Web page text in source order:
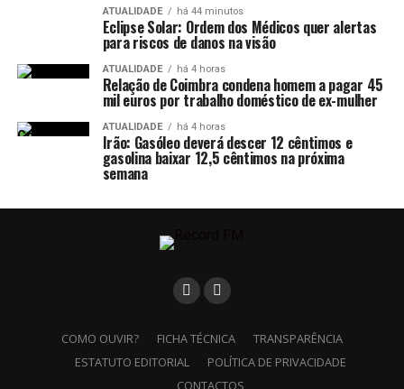
ATUALIDADE há 44 minutos
Eclipse Solar: Ordem dos Médicos quer alertas
para riscos de danos na visão
ATUALIDADE há 4 horas
Relação de Coimbra condena homem a pagar 45
mil euros por trabalho doméstico de ex-mulher
ATUALIDADE há 4 horas
Irão: Gasóleo deverá descer 12 cêntimos e
gasolina baixar 12,5 cêntimos na próxima
semana
COMO OUVIR? FICHA TÉCNICA
TRANSPARÊNCIA
ESTATUTO EDITORIAL
POLÍTICA DE PRIVACIDADE
CONTACTOS